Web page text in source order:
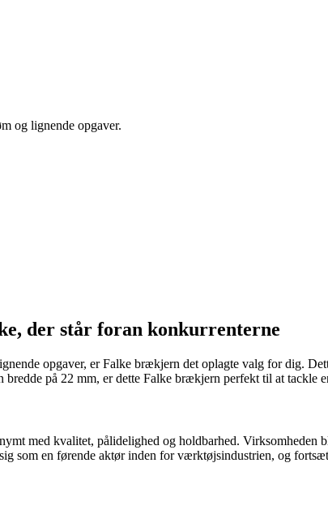
og lignende opgaver.
der står foran konkurrenterne
opgaver, er Falke brækjern det oplagte valg for dig.
på 22 mm, er dette Falke brækjern perfekt til at tackle
med kvalitet, pålidelighed og holdbarhed.
som en førende aktør inden for værktøjsindustrien, og